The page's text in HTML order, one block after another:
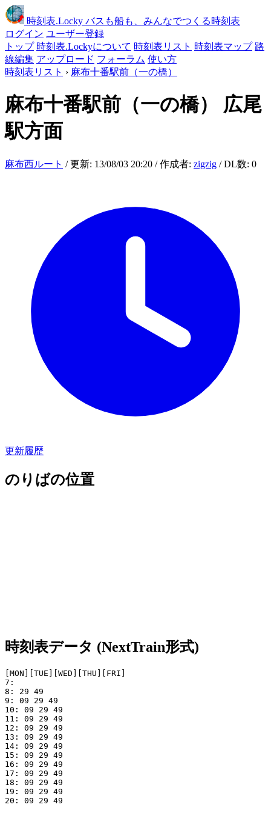
時刻表.Locky バスも船も、みんなでつくる時刻表
ログイン ユーザー登録
トップ 時刻表.Lockyについて 時刻表リスト 時刻表マップ 路
線編集 アップロード フォーラム 使い方
時刻表リスト › 麻布十番駅前（一の橋）
麻布十番駅前（一の橋） 広尾
駅方面
麻布西ルート / 更新: 13/08/03 20:20 / 作成者: zigzig / DL数: 0
更新履歴
のりばの位置
時刻表データ (NextTrain形式)
[MON][TUE][WED][THU][FRI]
7:
8: 29 49
9: 09 29 49
10: 09 29 49
11: 09 29 49
12: 09 29 49
13: 09 29 49
14: 09 29 49
15: 09 29 49
16: 09 29 49
17: 09 29 49
18: 09 29 49
19: 09 29 49
20: 09 29 49